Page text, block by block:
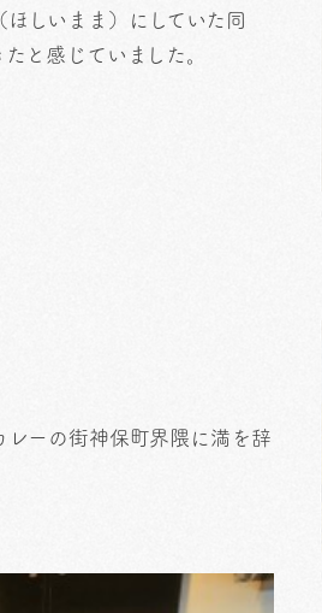
しいまま）にしていた同
と感じていました。
ーの街神保町界隈に満を辞